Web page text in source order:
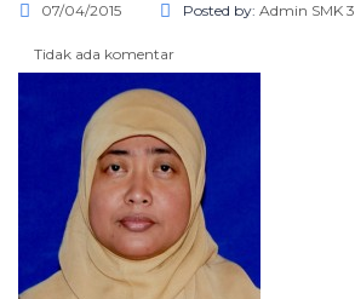
07/04/2015 Posted by: Admin SMK 3
Tidak ada komentar